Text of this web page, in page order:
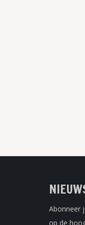
Abonneer
op de